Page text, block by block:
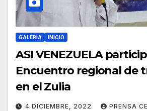
GALERIA INICIO
ASI VENEZUELA
Encuentro regional de
en el Zulia
4 DICIEMBRE, 2022 PRENSA